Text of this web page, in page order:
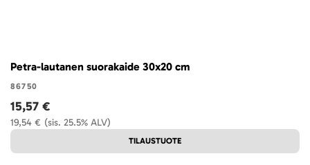
Petra-lautanen suorakaide 30x20 cm
86750
(sis. 25.5% ALV)
19,54 €
15,57 €
TILAUSTUOTE